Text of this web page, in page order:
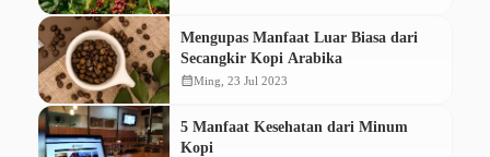
Mengupas Manfaat Luar Biasa dari
Secangkir Kopi Arabika
calendar_monthMing, 23 Jul 2023
5 Manfaat Kesehatan dari Minum
Kopi